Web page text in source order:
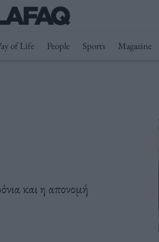
of Life People Sports Magazine
και η απονομή